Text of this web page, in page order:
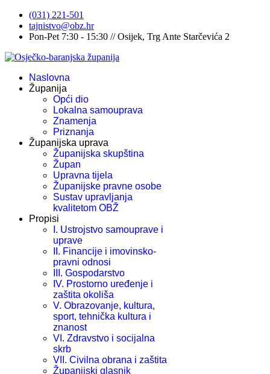
(031) 221-501
tajnistvo@obz.hr
Pon-Pet 7:30 - 15:30 // Osijek, Trg Ante Starčevića 2
Naslovna
Županija
Opći dio
Lokalna samouprava
Znamenja
Priznanja
Županijska uprava
Županijska skupština
Župan
Upravna tijela
Županijske pravne osobe
Sustav upravljanja
kvalitetom OBŽ
Propisi
I. Ustrojstvo samouprave i
uprave
II. Financije i imovinsko-
pravni odnosi
III. Gospodarstvo
IV. Prostorno uređenje i
zaštita okoliša
V. Obrazovanje, kultura,
sport, tehnička kultura i
znanost
VI. Zdravstvo i socijalna
skrb
VII. Civilna obrana i zaštita
Županijski glasnik